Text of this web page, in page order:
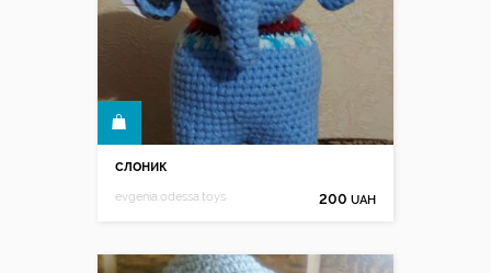
слоник
evgenia.odessa.toys 200 UAH